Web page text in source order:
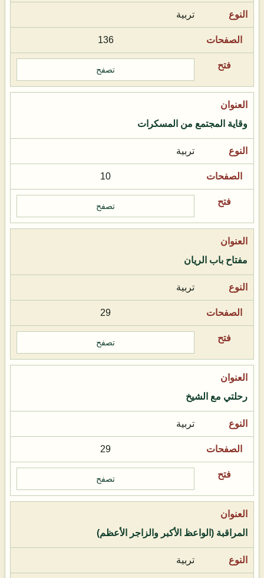
تربية
136
تصفح
وقاية المجتمع من المسكرات
تربية
10
تصفح
مفتاح باب الريان
تربية
29
تصفح
رحلتي مع الشيخ
تربية
29
تصفح
المراقبة (الواعظ الأكبر والزاجر الأعظم)
تربية